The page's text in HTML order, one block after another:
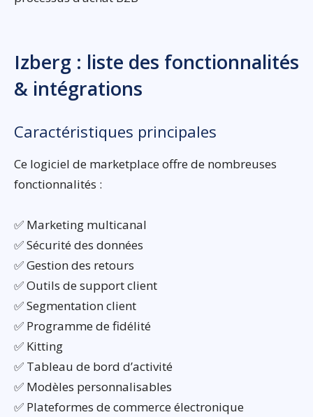
Izberg : liste des fonctionnalités
& intégrations
Caractéristiques principales
Ce logiciel de marketplace offre de nombreuses
fonctionnalités :
✅ Marketing multicanal
✅ Sécurité des données
✅ Gestion des retours
✅ Outils de support client
✅ Segmentation client
✅ Programme de fidélité
✅ Kitting
✅ Tableau de bord d’activité
✅ Modèles personnalisables
✅ Plateformes de commerce électronique